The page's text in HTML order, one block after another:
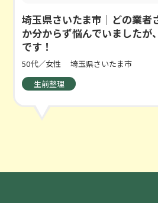
埼玉県さいたま市｜どの業者
か分からず悩んでいましたが
です！
50代／女性
埼玉県さいたま市
生前整理